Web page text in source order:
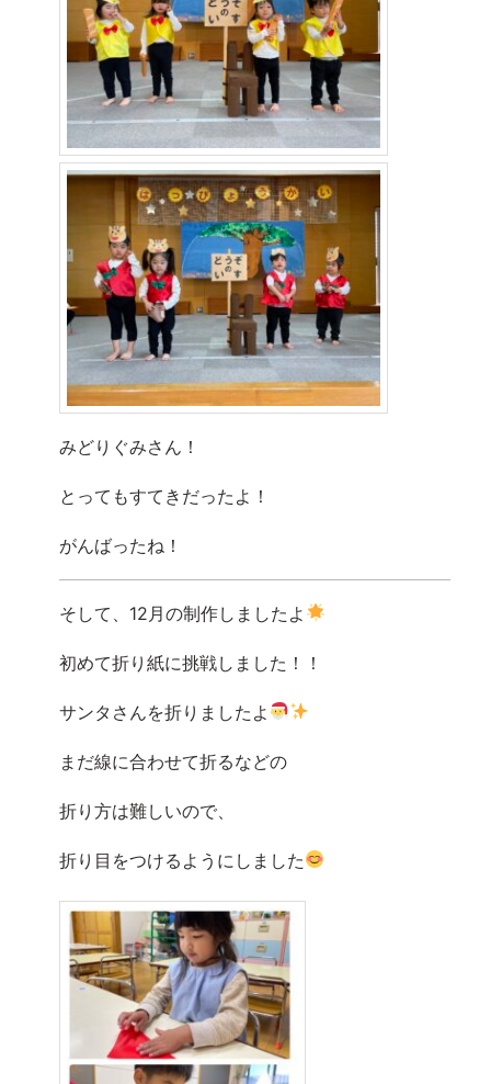
みどりぐみさん！
とってもすてきだったよ！
がんばったね！
そして、12月の制作しましたよ
初めて折り紙に挑戦しました！！
サンタさんを折りましたよ
まだ線に合わせて折るなどの
折り方は難しいので、
折り目をつけるようにしました